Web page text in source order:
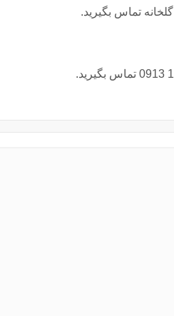
تماس بگیرید.
0913 تماس بگیرید.